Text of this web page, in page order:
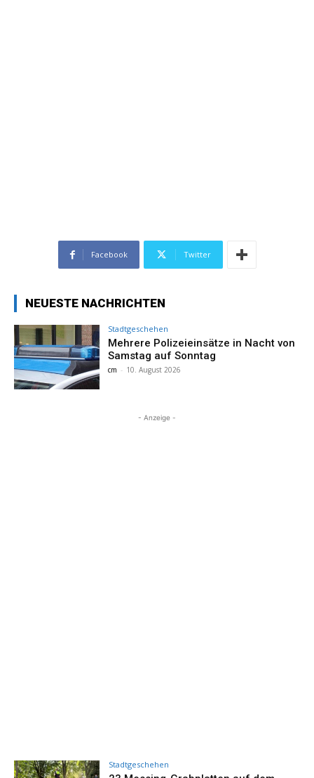
Facebook Twitter
NEUESTE NACHRICHTEN
Stadtgeschehen
Mehrere Polizeieinsätze in Nacht von
Samstag auf Sonntag
cm - 10. August 2026
- Anzeige -
Stadtgeschehen